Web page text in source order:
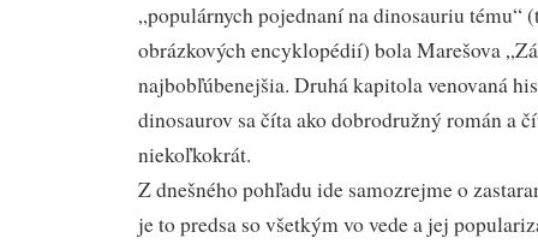
„populárnych pojednaní na dinosauriu tému“
obrázkových encyklopédií) bola Marešova
najbobľúbenejšia. Druhá kapitola venovaná
dinosaurov sa číta ako dobrodružný román a
niekoľkokrát.
Z dnešného pohľadu ide samozrejme o
je to predsa so všetkým vo vede a jej